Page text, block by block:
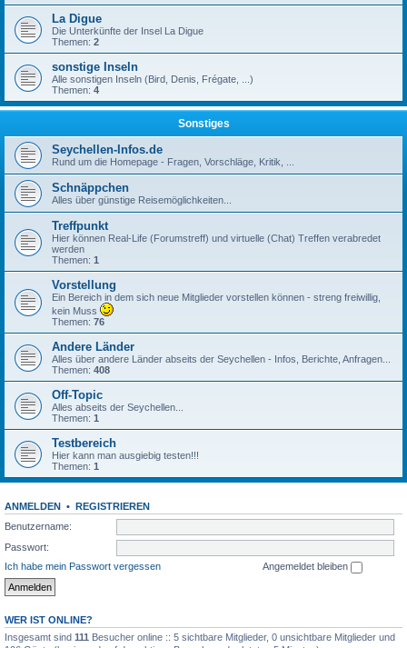
La Digue
Die Unterkünfte der Insel La Digue
Themen: 2
sonstige Inseln
Alle sonstigen Inseln (Bird, Denis, Frégate, ...)
Themen: 4
Sonstiges
Seychellen-Infos.de
Rund um die Homepage - Fragen, Vorschläge, Kritik, ...
Schnäppchen
Alles über günstige Reisemöglichkeiten...
Treffpunkt
Hier können Real-Life (Forumstreff) und virtuelle (Chat) Treffen verabredet
werden
Themen: 1
Vorstellung
Ein Bereich in dem sich neue Mitglieder vorstellen können - streng freiwillig,
kein Muss
Themen: 76
Andere Länder
Alles über andere Länder abseits der Seychellen - Infos, Berichte, Anfragen...
Themen: 408
Off-Topic
Alles abseits der Seychellen...
Themen: 1
Testbereich
Hier kann man ausgiebig testen!!!
Themen: 1
ANMELDEN • REGISTRIEREN
Benutzername:
Passwort:
Ich habe mein Passwort vergessen
Angemeldet bleiben
WER IST ONLINE?
Insgesamt sind 111 Besucher online :: 5 sichtbare Mitglieder, 0 unsichtbare Mitglieder und